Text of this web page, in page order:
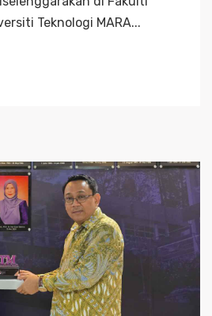
Teknologi MARA...